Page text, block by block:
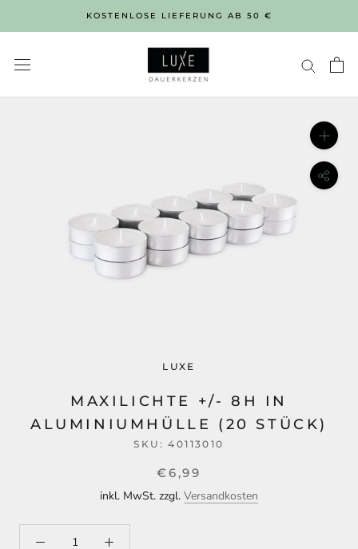
KOSTENLOSE LIEFERUNG AB 50 €
LUXE
MAXILICHTE +/- 8H IN
ALUMINIUMHÜLLE (20 STÜCK)
SKU:40113010
€6,99
inkl. MwSt. zzgl. Versandkosten